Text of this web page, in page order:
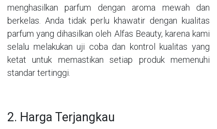
menghasilkan parfum dengan aroma mewah dan
berkelas. Anda tidak perlu khawatir dengan kualitas
parfum yang dihasilkan oleh Alfas Beauty, karena kami
selalu melakukan uji coba dan kontrol kualitas yang
ketat untuk memastikan setiap produk memenuhi
standar tertinggi.
2. Harga Terjangkau